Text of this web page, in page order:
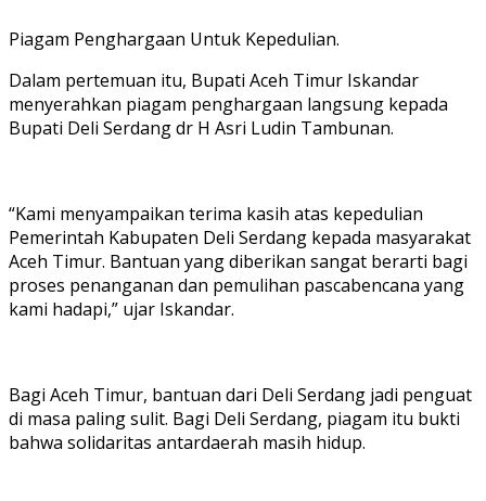
Piagam Penghargaan Untuk Kepedulian.
Dalam pertemuan itu, Bupati Aceh Timur Iskandar
menyerahkan piagam penghargaan langsung kepada
Bupati Deli Serdang dr H Asri Ludin Tambunan.
“Kami menyampaikan terima kasih atas kepedulian
Pemerintah Kabupaten Deli Serdang kepada masyarakat
Aceh Timur. Bantuan yang diberikan sangat berarti bagi
proses penanganan dan pemulihan pascabencana yang
kami hadapi,” ujar Iskandar.
Bagi Aceh Timur, bantuan dari Deli Serdang jadi penguat
di masa paling sulit. Bagi Deli Serdang, piagam itu bukti
bahwa solidaritas antardaerah masih hidup.